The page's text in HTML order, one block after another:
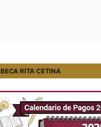
BECA RITA CETINA